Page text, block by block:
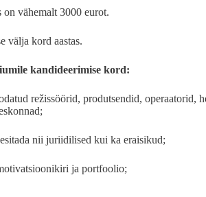
on vähemalt 3000 eurot.
välja kord aastas.
kandideerimise kord:
režissöörid, produtsendid, operaatorid,
esitada nii juriidilised kui ka eraisikud;
ja portfoolio;